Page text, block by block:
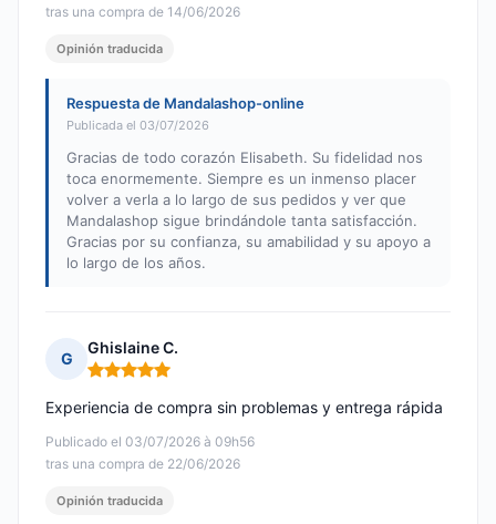
tras una compra de 14/06/2026
Opinión traducida
Respuesta de Mandalashop-online
Publicada el 03/07/2026
Gracias de todo corazón Elisabeth. Su fidelidad nos
toca enormemente. Siempre es un inmenso placer
volver a verla a lo largo de sus pedidos y ver que
Mandalashop sigue brindándole tanta satisfacción.
Gracias por su confianza, su amabilidad y su apoyo a
lo largo de los años.
G
Ghislaine C.
Nota: 5 de 5
Publicado el 03/07/2026 à 09h56
tras una compra de 22/06/2026
Experiencia de compra sin problemas y entrega rápida
Opinión traducida